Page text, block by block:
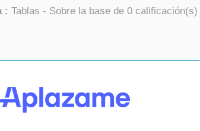
: Tablas - Sobre la base de 0 calificación(s)